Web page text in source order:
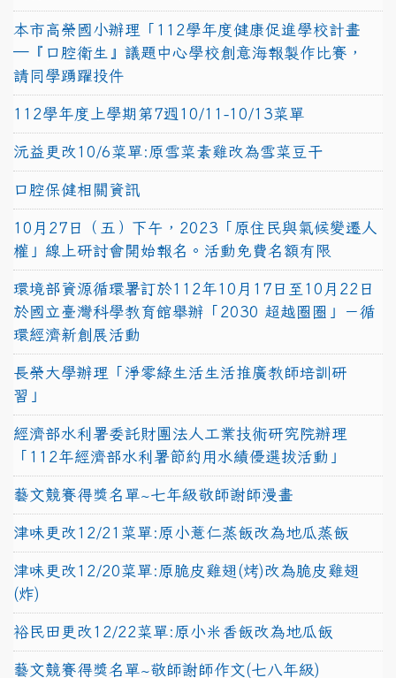
本市高榮國小辦理「112學年度健康促進學校計畫
─『口腔衛生』議題中心學校創意海報製作比賽，
請同學踴躍投件
112學年度上學期第7週10/11-10/13菜單
沅益更改10/6菜單:原雪菜素雞改為雪菜豆干
口腔保健相關資訊
10月27日（五）下午，2023「原住民與氣候變遷人
權」線上研討會開始報名。活動免費名額有限
環境部資源循環署訂於112年10月17日至10月22日
於國立臺灣科學教育館舉辦「2030 超越圈圈」－循
環經濟新創展活動
長榮大學辦理「淨零綠生活生活推廣教師培訓研
習」
經濟部水利署委託財團法人工業技術研究院辦理
「112年經濟部水利署節約用水績優選拔活動」
藝文競賽得獎名單~七年級敬師謝師漫畫
津味更改12/21菜單:原小薏仁蒸飯改為地瓜蒸飯
津味更改12/20菜單:原脆皮雞翅(烤)改為脆皮雞翅
(炸)
裕民田更改12/22菜單:原小米香飯改為地瓜飯
藝文競賽得獎名單~敬師謝師作文(七八年級)